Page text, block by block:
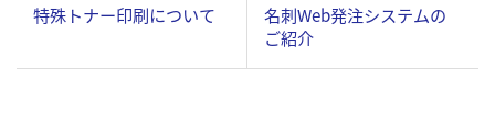
特殊トナー印刷について
名刺Web発注システムの
ご紹介